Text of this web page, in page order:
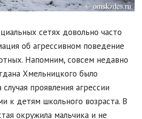
сетях довольно часто
об агрессивном поведение
Напомним, совсем недавно
Хмельницкого было
проявления агрессии
к детям школьного возраста. В
окружила мальчика и не